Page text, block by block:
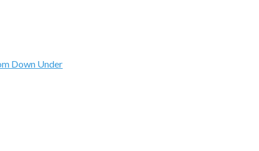
Down Under